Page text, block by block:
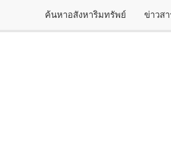
ค้นหาอสังหาริมทรัพย์ ข่าวส